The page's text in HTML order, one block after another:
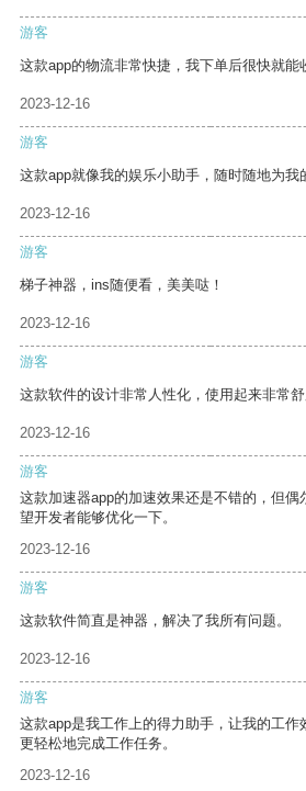
游客
这款app的物流非常快捷，我下单后很快就能
2023-12-16
游客
这款app就像我的娱乐小助手，随时随地为我
2023-12-16
游客
梯子神器，ins随便看，美美哒！
2023-12-16
游客
这款软件的设计非常人性化，使用起来非常舒
2023-12-16
游客
这款加速器app的加速效果还是不错的，但
望开发者能够优化一下。
2023-12-16
游客
这款软件简直是神器，解决了我所有问题。
2023-12-16
游客
这款app是我工作上的得力助手，让我的工作
更轻松地完成工作任务。
2023-12-16